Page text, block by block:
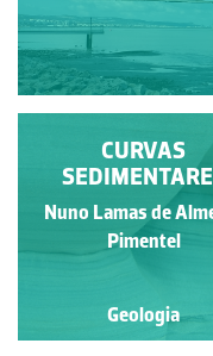
CONCREÇÃO
CARBONATADA
Luís Duarte
Geologia
CURVAS
Nuno Lamas de
Pimentel
Geologia